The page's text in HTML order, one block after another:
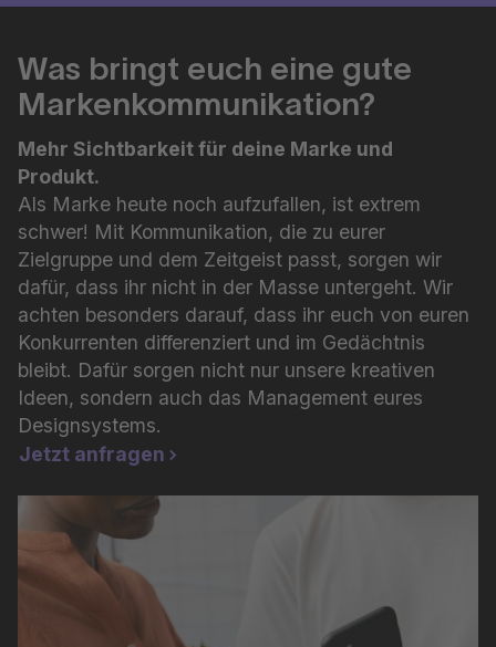
Was bringt euch eine gute
Markenkommunikation?
Mehr Sichtbarkeit für deine Marke und
Produkt.
Als Marke heute noch aufzufallen, ist extrem
schwer! Mit Kommunikation, die zu eurer
Zielgruppe und dem Zeitgeist passt, sorgen wir
dafür, dass ihr nicht in der Masse untergeht. Wir
achten besonders darauf, dass ihr euch von euren
Konkurrenten differenziert und im Gedächtnis
bleibt. Dafür sorgen nicht nur unsere kreativen
Ideen, sondern auch das Management eures
Designsystems.
Jetzt anfragen